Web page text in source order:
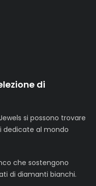
di
si possono trovare
dedicate al mondo
che sostengono
di diamanti bianchi.